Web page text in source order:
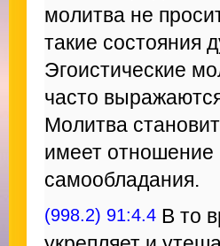
молитва не
такие состояния
Эгоистические
часто
Молитва
имеет
самообладания.
(998.2) 91:4.4 В то